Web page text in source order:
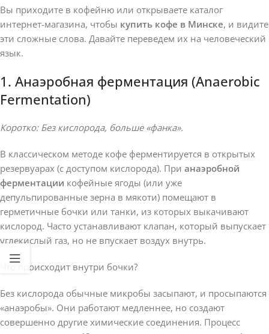
Вы приходите в кофейню или открываете каталог
интернет-магазина, чтобы купить кофе в Минске, и видите
эти сложные слова. Давайте переведем их на человеческий
язык.
1. Анаэробная ферментация (Anaerobic
Fermentation)
Коротко: Без кислорода, больше «фанка».
В классическом методе кофе ферментируется в открытых
резервуарах (с доступом кислорода). При анаэробной
ферментации кофейные ягоды (или уже
депульпированные зерна в мякоти) помещают в
герметичные бочки или танки, из которых выкачивают
кислород. Часто устанавливают клапан, который выпускает
углекислый газ, но не впускает воздух внутрь.
Что происходит внутри бочки?
Без кислорода обычные микробы засыпают, и просыпаются
«анаэробы». Они работают медленнее, но создают
совершенно другие химические соединения. Процесс